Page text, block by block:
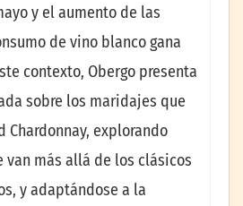
y el aumento de las
de vino blanco gana
contexto, Obergo presenta
sobre los maridajes que
explorando
van más allá de los clásicos
y adaptándose a la